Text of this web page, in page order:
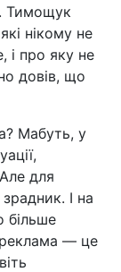
Тимощук
нікому не
і про яку не
довів, що
Мабуть, у
для
І на
більше
реклама — це